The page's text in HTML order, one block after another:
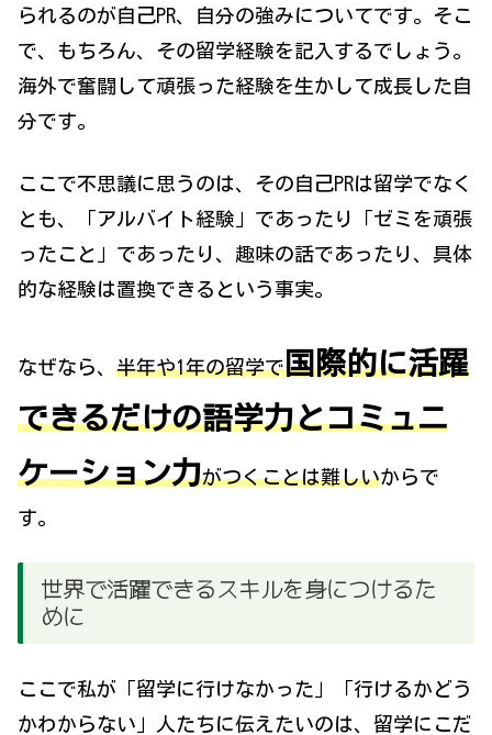
られるのが自己PR、自分の強みについてです。そこ
で、もちろん、その留学経験を記入するでしょう。
海外で奮闘して頑張った経験を生かして成長した自
分です。
ここで不思議に思うのは、その自己PRは留学でなく
とも、「アルバイト経験」であったり「ゼミを頑張
ったこと」であったり、趣味の話であったり、具体
的な経験は置換できるという事実。
なぜなら、 半年や1年の留学で国際的に活躍
できるだけの語学力とコミュニ
ケーション力がつくことは難しいからで
す。
世界で活躍できるスキルを身につけるた
めに
ここで私が「留学に行けなかった」「行けるかどう
かわからない」人たちに伝えたいのは、留学にこだ